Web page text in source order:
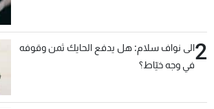
2الى نواف سلام: هل يدفع الحايك ثمن وقوفه
في وجه خيّاط؟